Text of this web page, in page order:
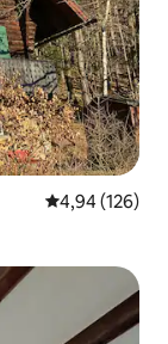
4,94 de uma
4,94 (126)